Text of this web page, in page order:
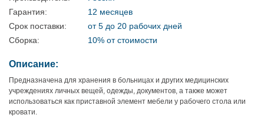
Гарантия:
12 месяцев
Срок поставки:
от 5 до 20 рабочих дней
Сборка:
10% от стоимости
Описание:
Предназначена для хранения в больницах и других медицинских
учреждениях личных вещей, одежды, документов, а также может
использоваться как приставной элемент мебели у рабочего стола или
кровати.